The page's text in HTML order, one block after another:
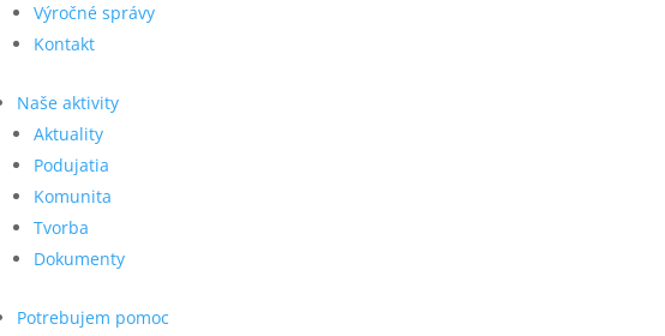
Výročné správy
Kontakt
Naše aktivity
Aktuality
Podujatia
Komunita
Tvorba
Dokumenty
Potrebujem pomoc